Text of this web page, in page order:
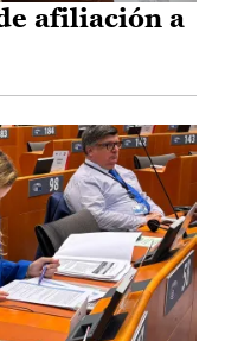
afiliación a